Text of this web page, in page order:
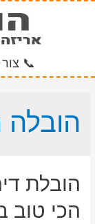
📞
הובלת
הכי טוב